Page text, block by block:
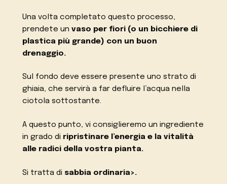
Una volta completato questo processo,
prendete unvaso per fiori (o un bicchiere di
plastica più grande) con un buon
drenaggio.
Sul fondo deve essere presente uno strato di
ghiaia, che servirà a far defluire l’acqua nella
ciotola sottostante.
A questo punto, vi consiglieremo un ingrediente
in grado di ripristinare l’energia e la vitalità
alle radici della vostra pianta.
Si tratta di sabbia ordinaria>.